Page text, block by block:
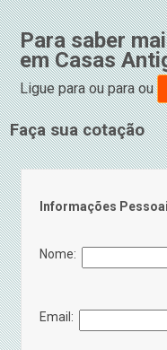
Para saber
em Casas
Ligue paraou paraou
Faça sua cotação
Informações
Nome:
Email: